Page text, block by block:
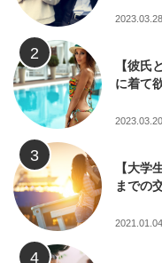
2023.03.28
【彼氏
に着て
2023.03.20
【大学
までの
2021.01.04